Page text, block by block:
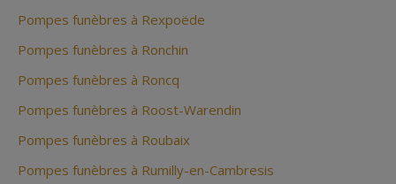
Pompes funèbres à Rexpoëde
Pompes funèbres à Ronchin
Pompes funèbres à Roncq
Pompes funèbres à Roost-Warendin
Pompes funèbres à Roubaix
Pompes funèbres à Rumilly-en-Cambresis